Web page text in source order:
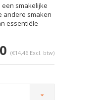
een smakelijke
andere smaken
essentiële
(€14,46 Excl. btw)